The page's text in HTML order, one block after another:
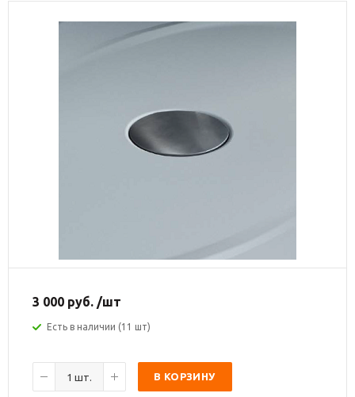
3 000 руб. /шт
Есть в наличии (11 шт)
В КОРЗИНУ